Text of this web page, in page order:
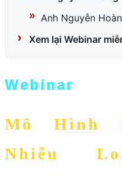
Anh Nguyễn
Xem lại Webinar
Webinar
Mô Hình
Nhiễu